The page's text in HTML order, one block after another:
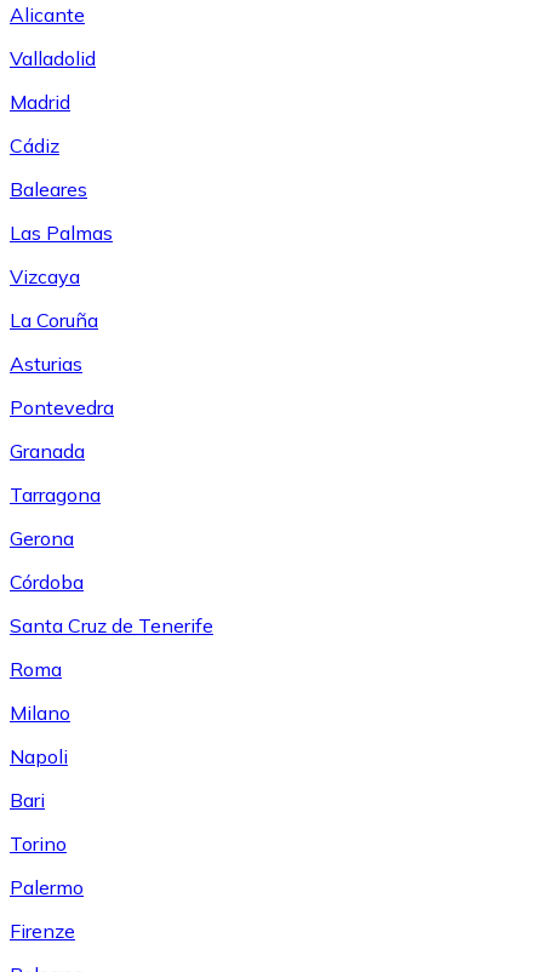
Alicante
Valladolid
Madrid
Cádiz
Baleares
Las Palmas
Vizcaya
La Coruña
Asturias
Pontevedra
Granada
Tarragona
Gerona
Córdoba
Santa Cruz de Tenerife
Roma
Milano
Napoli
Bari
Torino
Palermo
Firenze